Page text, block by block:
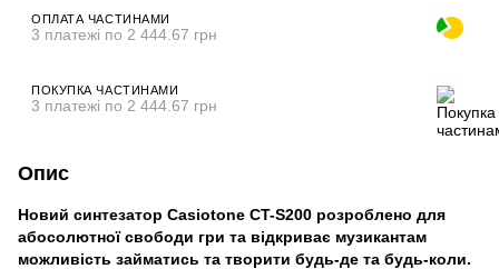
ОПЛАТА ЧАСТИНАМИ
3 платежі по 2 444.67 грн
ПОКУПКА ЧАСТИНАМИ
3 платежі по 2 444.67 грн
Опис
Новий синтезатор Casiotone CT-S200 розроблено для
абосолютної свободи гри та відкриває музикантам
можливість займатись та творити будь-де та будь-коли.